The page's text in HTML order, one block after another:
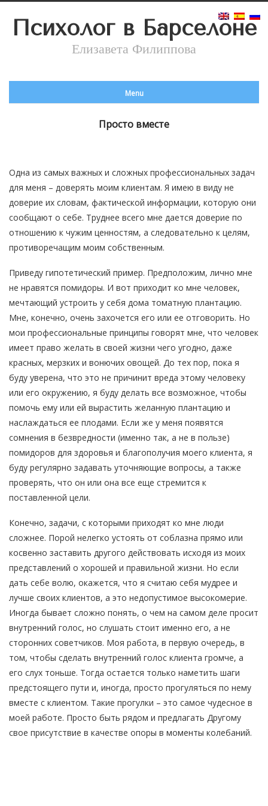
Психолог в Барселоне
Елизавета Филиппова
Menu
Просто вместе
Одна из самых важных и сложных профессиональных задач
для меня – доверять моим клиентам. Я имею в виду не
доверие их словам, фактической информации, которую они
сообщают о себе. Труднее всего мне дается доверие по
отношению к чужим ценностям, а следовательно к целям,
противоречащим моим собственным.
Приведу гипотетический пример. Предположим, лично мне
не нравятся помидоры. И вот приходит ко мне человек,
мечтающий устроить у себя дома томатную плантацию.
Мне, конечно, очень захочется его или ее отговорить. Но
мои профессиональные принципы говорят мне, что человек
имеет право желать в своей жизни чего угодно, даже
красных, мерзких и вонючих овощей. До тех пор, пока я
буду уверена, что это не причинит вреда этому человеку
или его окружению, я буду делать все возможное, чтобы
помочь ему или ей вырастить желанную плантацию и
наслаждаться ее плодами. Если же у меня появятся
сомнения в безвредности (именно так, а не в пользе)
помидоров для здоровья и благополучия моего клиента, я
буду регулярно задавать уточняющие вопросы, а также
проверять, что он или она все еще стремится к
поставленной цели.
Конечно, задачи, с которыми приходят ко мне люди
сложнее. Порой нелегко устоять от соблазна прямо или
косвенно заставить другого действовать исходя из моих
представлений о хорошей и правильной жизни. Но если
дать себе волю, окажется, что я считаю себя мудрее и
лучше своих клиентов, а это недопустимое высокомерие.
Иногда бывает сложно понять, о чем на самом деле просит
внутренний голос, но слушать стоит именно его, а не
сторонних советчиков. Моя работа, в первую очередь, в
том, чтобы сделать внутренний голос клиента громче, а
его слух тоньше. Тогда остается только наметить шаги
предстоящего пути и, иногда, просто прогуляться по нему
вместе с клиентом. Такие прогулки – это самое чудесное в
моей работе. Просто быть рядом и предлагать Другому
свое присутствие в качестве опоры в моменты колебаний.